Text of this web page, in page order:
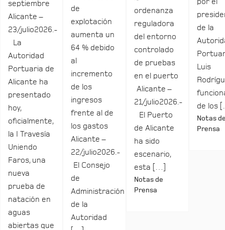
septiembre
Alicante –
23/julio2026.-
La
Autoridad
Portuaria de
Alicante ha
presentado
hoy,
oficialmente,
la I Travesía
Uniendo
Faros, una
nueva
prueba de
natación en
aguas
abiertas que
de
explotación
aumenta un
64 % debido
al
incremento
de los
ingresos
frente al de
los gastos
Alicante –
22/julio2026.-
El Consejo
de
Administración
de la
Autoridad
ordenanza
reguladora
del entorno
controlado
de pruebas
en el puerto
Alicante –
21/julio2026.-
El Puerto
de Alicante
ha sido
escenario,
esta […]
Notas de
Prensa
de la
Luis
de los
Notas
Prensa